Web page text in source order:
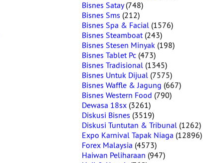
Bisnes Satay(748)
Bisnes Sms (212)
Bisnes Spa & Facial (1576)
Bisnes Steamboat(243)
Bisnes Stesen Minyak (198)
Bisnes Tablet Pc (473)
Bisnes Tradisional (1345)
Bisnes Untuk Dijual (7575)
Bisnes Waffle & Jagung (667)
Bisnes Western Food (790)
Dewasa 18sx (3261)
Diskusi Bisnes (3519)
Diskusi Tuntutan & Tribunal (1262)
Expo Karnival Tapak Niaga (12896)
Forex Malaysia (4573)
Haiwan Peliharaan (947)